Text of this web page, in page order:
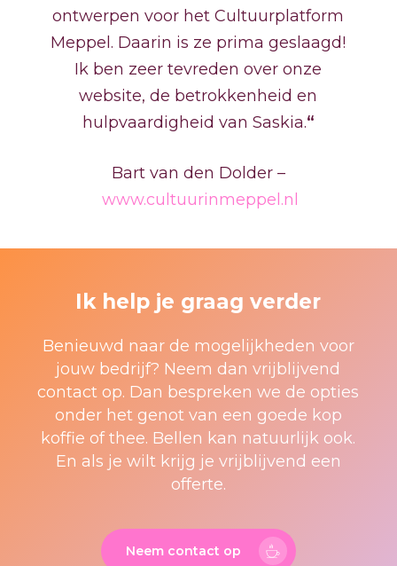
ontwerpen voor het Cultuurplatform
Meppel. Daarin is ze prima geslaagd!
Ik ben zeer tevreden over onze
website, de betrokkenheid en
hulpvaardigheid van Saskia.“
Bart van den Dolder –
www.cultuurinmeppel.nl
Ik help je graag verder
Benieuwd naar de mogelijkheden voor
jouw bedrijf? Neem dan vrijblijvend
contact op. Dan bespreken we de opties
onder het genot van een goede kop
koffie of thee. Bellen kan natuurlijk ook.
En als je wilt krijg je vrijblijvend een
offerte.
Neem contact op